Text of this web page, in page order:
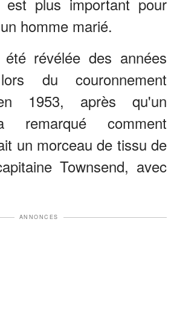
homme marié.
révélée des années
du couronnement
1953, après qu'un
remarqué comment
un morceau de tissu de
Townsend, avec
ANNONCES